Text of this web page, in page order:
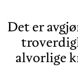
Det er
alvorlige